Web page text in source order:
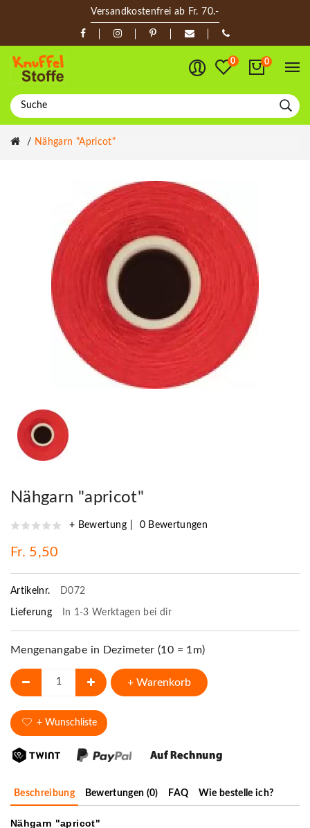
Versandkostenfrei ab Fr. 70.-
0 0
Nähgarn "apricot"
Nähgarn "apricot"
+ Bewertung 0 Bewertungen
Fr. 5,50
Artikelnr. D072
Lieferung In 1-3 Werktagen bei dir
Mengenangabe in Dezimeter (10 = 1m)
+ Warenkorb
+ Wunschliste
Beschreibung Bewertungen (0) FAQ Wie bestelle ich?
Nähgarn "apricot"